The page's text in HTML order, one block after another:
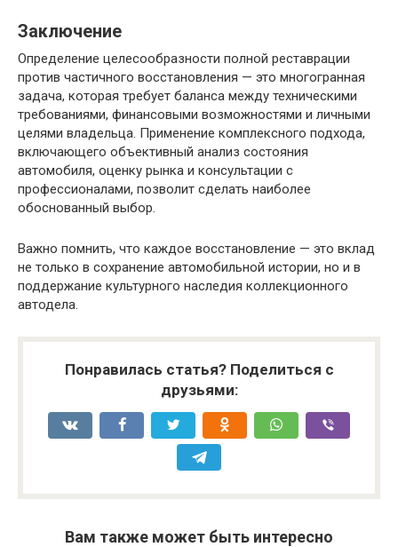
Заключение
Определение целесообразности полной реставрации
против частичного восстановления — это многогранная
задача, которая требует баланса между техническими
требованиями, финансовыми возможностями и личными
целями владельца. Применение комплексного подхода,
включающего объективный анализ состояния
автомобиля, оценку рынка и консультации с
профессионалами, позволит сделать наиболее
обоснованный выбор.
Важно помнить, что каждое восстановление — это вклад
не только в сохранение автомобильной истории, но и в
поддержание культурного наследия коллекционного
автодела.
Понравилась статья? Поделиться с
друзьями:
Вам также может быть интересно